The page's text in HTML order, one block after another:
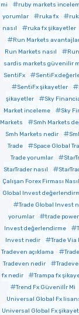
mi
ruby markets
yorumlar
ruka fx
nasıl
ruka fx şikayetler
Run Markets
Run Markets nasıl
sardis markets güvenilir
SentiFx
SentiFx
SentiFx şikayetler
şikayetler
Sky
Market inceleme
Sky
Markets
Smh Markets
Smh Markets nedir
Trade
Space Global
Trade yorumlar
StarTrader nasıl
Çalışan Forex Firması
Global Invest
Trade Global Invest
yorumlar
trade power
Invest değerlendirme
Invest nedir
Trade
Tradeven açıklama
Tradeven nedir
fx nedir
Trampa fx
Trend Fx Güvenilİr Mi
Universal Global Fx
Universal Global Fx